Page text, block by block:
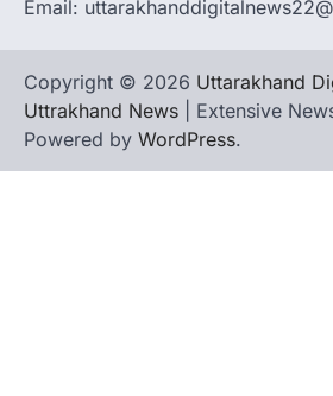
हल्द्वानी में आयोजित विजय
Email:
Copyright © 2026 Uttarakhand
Uttrakhand News | Extensive
Powered by WordPress.